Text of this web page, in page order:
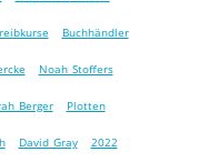
Buchhändler
Noah Stoffers
Berger Plotten
David Gray 2022